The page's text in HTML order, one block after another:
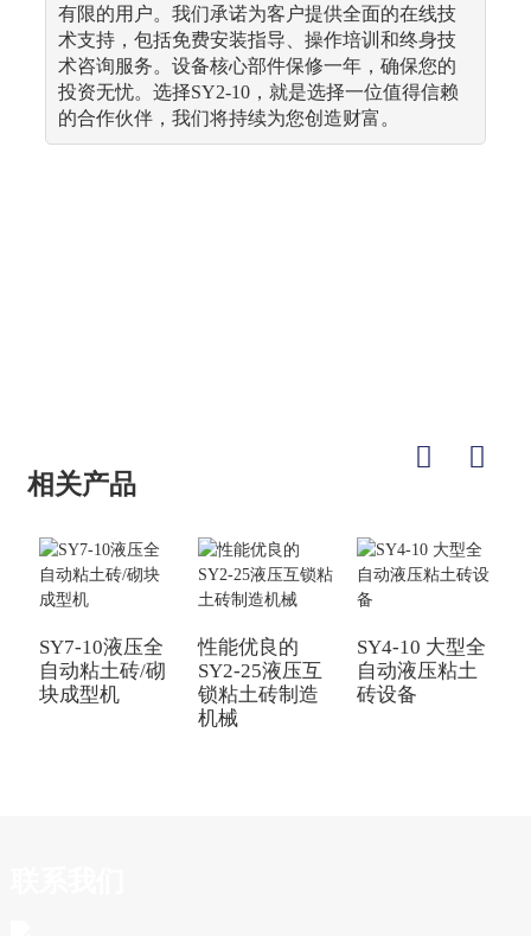
有限的用户。我们承诺为客户提供全面的在线技
术支持，包括免费安装指导、操作培训和终身技
术咨询服务。设备核心部件保修一年，确保您的
投资无忧。选择SY2-10，就是选择一位值得信赖
的合作伙伴，我们将持续为您创造财富。
相关产品
SY7-10液压全
自动粘土砖/砌
块成型机
性能优良的
SY2-25液压互
锁粘土砖制造
机械
SY4-10 大型全
自动液压粘土
砖设备